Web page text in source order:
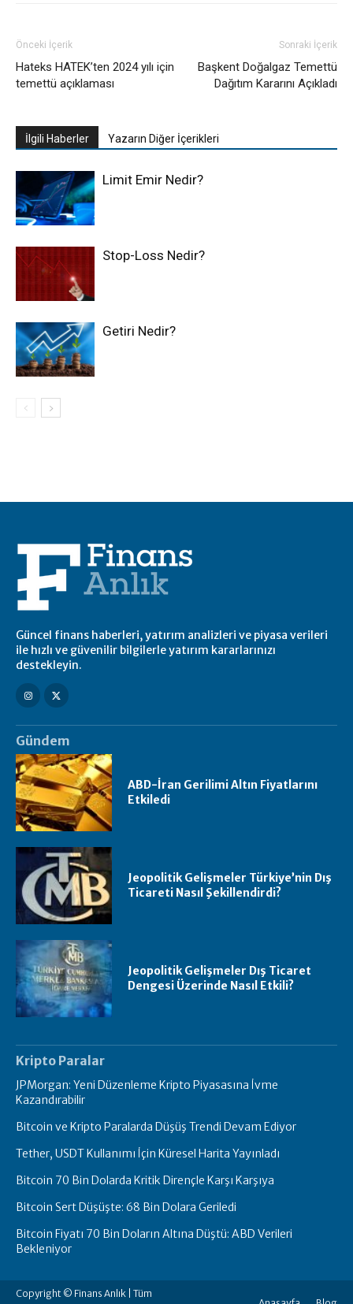
Önceki İçerik
Hateks HATEK’ten 2024 yılı için
temettü açıklaması
Sonraki İçerik
Başkent Doğalgaz Temettü
Dağıtım Kararını Açıkladı
İlgili Haberler Yazarın Diğer İçerikleri
Limit Emir Nedir?
Stop-Loss Nedir?
Getiri Nedir?
Güncel finans haberleri, yatırım analizleri ve piyasa verileri
ile hızlı ve güvenilir bilgilerle yatırım kararlarınızı
destekleyin.
Gündem
ABD-İran Gerilimi Altın Fiyatlarını
Etkiledi
Jeopolitik Gelişmeler Türkiye’nin Dış
Ticareti Nasıl Şekillendirdi?
Jeopolitik Gelişmeler Dış Ticaret
Dengesi Üzerinde Nasıl Etkili?
Kripto Paralar
JPMorgan: Yeni Düzenleme Kripto Piyasasına İvme
Kazandırabilir
Bitcoin ve Kripto Paralarda Düşüş Trendi Devam Ediyor
Tether, USDT Kullanımı İçin Küresel Harita Yayınladı
Bitcoin 70 Bin Dolarda Kritik Dirençle Karşı Karşıya
Bitcoin Sert Düşüşte: 68 Bin Dolara Geriledi
Bitcoin Fiyatı 70 Bin Doların Altına Düştü: ABD Verileri
Bekleniyor
Copyright © Finans Anlık | Tüm